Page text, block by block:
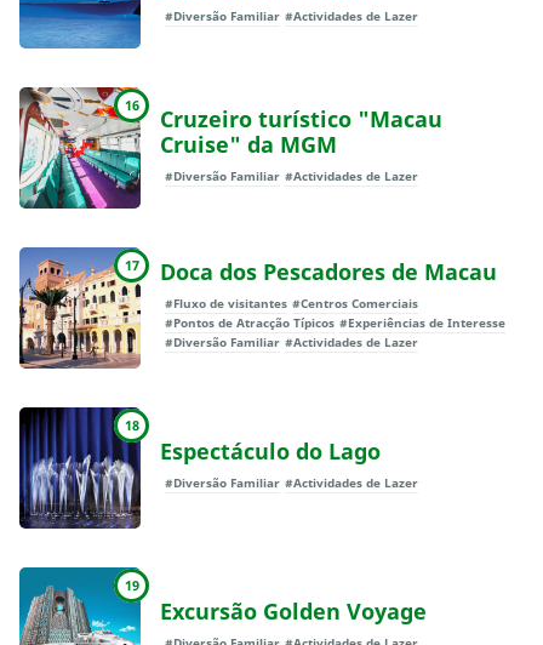
#Diversão Familiar #Actividades de Lazer
16
Cruzeiro turístico "Macau
Cruise" da MGM
#Diversão Familiar #Actividades de Lazer
17 Doca dos Pescadores de Macau
#Fluxo de visitantes #Centros Comerciais
#Pontos de Atracção Típicos #Experiências de Interesse
#Diversão Familiar #Actividades de Lazer
18
Espectáculo do Lago
#Diversão Familiar #Actividades de Lazer
19
Excursão Golden Voyage